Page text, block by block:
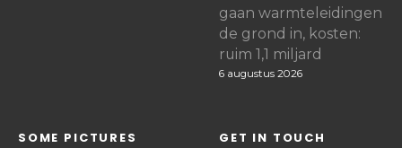
gaan warmteleidingen
de grond in, kosten:
ruim 1,1 miljard
6 augustus 2026
SOME PICTURES GET IN TOUCH